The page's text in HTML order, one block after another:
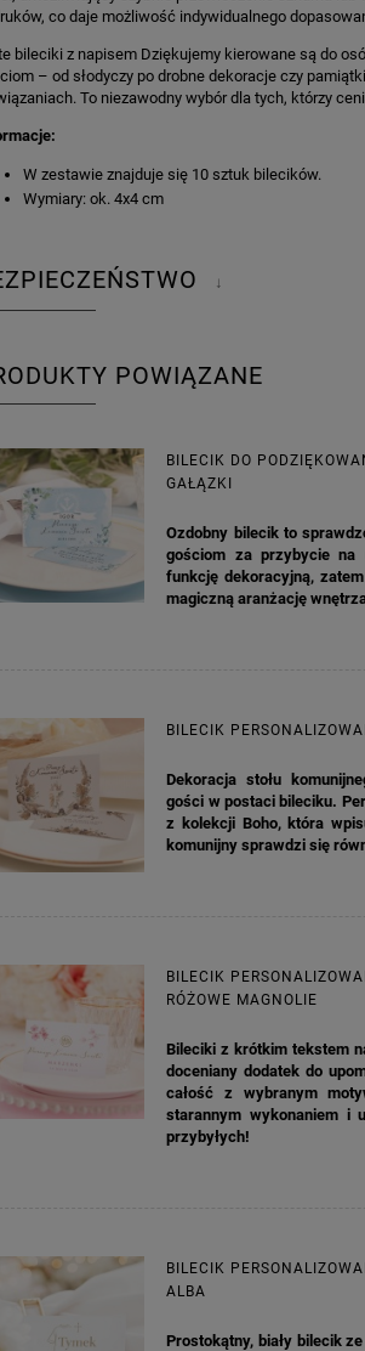
co daje możliwość indywidualnego
bileciki z napisem Dziękujemy kierowane są do
– od słodyczy po drobne dekoracje czy
To niezawodny wybór dla tych, którzy
W zestawie znajduje się 10 sztuk bilecików.
Wymiary: ok. 4x4 cm
↓
POWIĄZANE
BILECIK DO
GAŁĄZKI
Ozdobny bilecik to
gościom za przybycie na
funkcję dekoracyjną,
magiczną aranżację
BILECIK
Dekoracja stołu
gości w postaci bileciku.
z kolekcji Boho, która
komunijny sprawdzi się
BILECIK
RÓŻOWE MAGNOLIE
Bileciki z krótkim tekstem
doceniany dodatek do
całość z wybranym
starannym wykonaniem i
przybyłych!
BILECIK
ALBA
Prostokątny, biały bilecik